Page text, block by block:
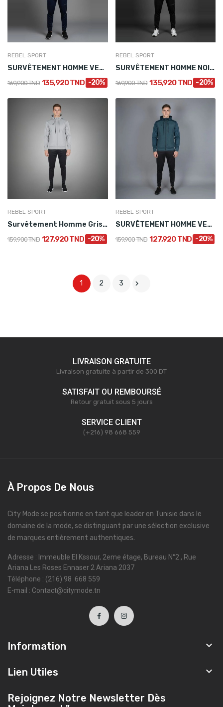
REBEL SPORT
SURVÊTEMENT HOMME VERT D’EAU AVEC CAPUCHE
169,900 TND 135,920 TND -20%
REBEL SPORT
SURVÊTEMENT HOMME NOIR AVEC CAPUCHE
169,900 TND 135,920 TND -20%
REBEL SPORT
Survêtement Homme Gris avec Capuche
159,900 TND 127,920 TND -20%
REBEL SPORT
SURVÊTEMENT HOMME VERT AVEC CAPUCHE
159,900 TND 127,920 TND -20%
1 2 3 
LIVRAISON GRATUITE
Livraison gratuite à partir de 300 DT
SATISFAIT OU REMBOURSÉ
Retour gratuit sous 5 jours
SERVICE CLIENT
(+216) 98 668 559
À Propos De Nous
City Mode se positionne en tant que leader en Tunisie dans le
domaine de la mode, se distinguant par une sélection exclusive
de marques entièrement authentiques.
Adresse : Immeuble El Kssour, 2eme étage, Bureau N°2 , Rue
Ariana Les Roses Ennaser 2 Ariana 2037
Téléphone : (216) 98 668 559
E-mail : Contact@citymode.tn
Information 
Lien Utiles 
Rejoignez Notre Newsletter Dès